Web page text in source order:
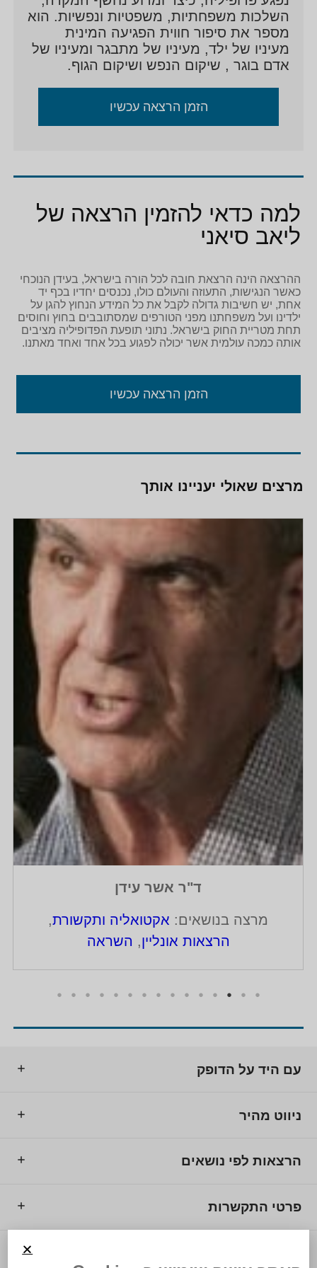
השלכות משפחתיות, משפטיות ונפשיות. הוא
מספר את סיפור חווית הפגיעה המינית
מעיניו של ילד, מעיניו של מתבגר ומעיניו של
אדם בוגר , שיקום הנפש ושיקום הגוף.
הזמן הרצאה עכשיו
למה כדאי להזמין הרצאה של
ליאב סיאני
ההרצאה הינה הרצאת חובה לכל הורה בישראל, בעידן הנוכחי
כאשר הנגישות, התעוזה והעולם כולו, נכנסים יחדיו בכף יד
אחת, יש חשיבות גדולה לקבל את כל המידע הנחוץ להגן על
ילדינו ועל משפחתנו מפני הטורפים שמסתובבים בחוץ וחוסים
תחת מטריית החוק בישראל. נתוני תופעת הפדופיליה מציבים
אותה כמכה עולמית אשר יכולה לפגוע בכל אחד ואחד מאתנו.
הזמן הרצאה עכשיו
מרצים שאולי יעניינו אותך
ד"ר אשר עידן
מרצה בנושאים: אקטואליה ותקשורת,
הרצאות אונליין, השראה
עם היד על הדופק
ניווט מהיר
הרצאות לפי נושאים
פרטי התקשרות